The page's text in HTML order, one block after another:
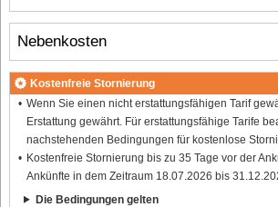
Nebenkosten
Kostenfreie Stornierung
Wenn Sie einen nicht erstattungsfähigen Tarif
Erstattung gewährt. Für erstattungsfähige Tarife
nachstehenden Bedingungen für kostenlose
Kostenfreie Stornierung bis zu 35 Tage vor der
Ankünfte in dem Zeitraum 18.07.2026 bis
Die Bedingungen gelten